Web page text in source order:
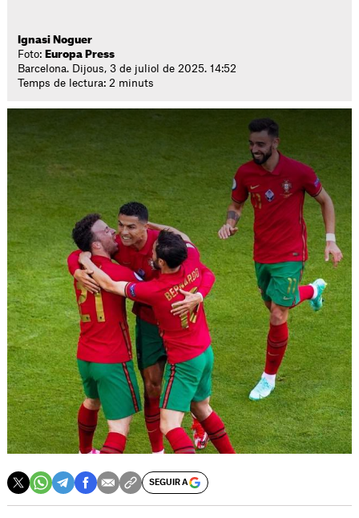
Ignasi Noguer
Foto: Europa Press
Barcelona. Dijous, 3 de juliol de 2025. 14:52
Temps de lectura: 2 minuts
SEGUIR A